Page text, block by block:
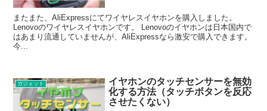
またまた、AliExpressにてワイヤレスイヤホンを購入しました。
Lenovoのワイヤレスイヤホンです。 Lenovoのイヤホンは日本国内で
はあまり流通していませんが、AliExpressなら激安で購入できます。
今...
ガジェット
イヤホンのタッチセンサーを無効
化する方法（タッチボタンを反応
させたくない）